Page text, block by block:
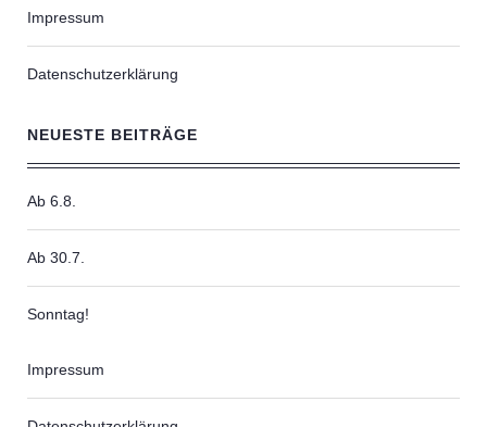
Impressum
Datenschutzerklärung
NEUESTE BEITRÄGE
Ab 6.8.
Ab 30.7.
Sonntag!
Impressum